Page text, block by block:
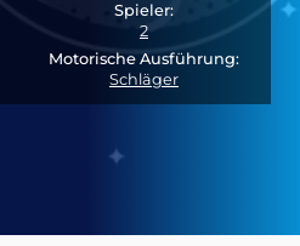
Spieler:
2
Motorische Ausführung:
Schläger